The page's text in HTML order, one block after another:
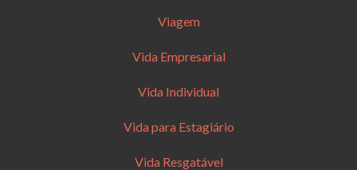
Viagem
Vida Empresarial
Vida Individual
Vida para Estagiário
Vida Resgatável